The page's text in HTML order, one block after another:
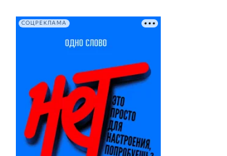
СОЦРЕКЛАМА